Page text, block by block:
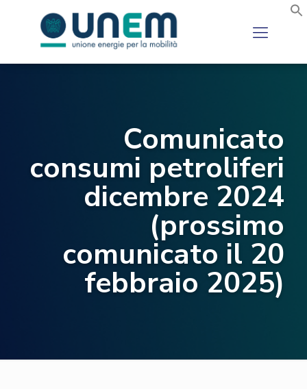
Comunicato
consumi petroliferi
dicembre 2024
(prossimo
comunicato il 20
febbraio 2025)